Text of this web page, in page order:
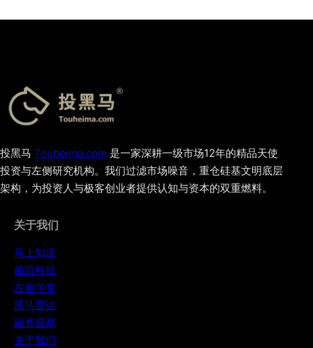
投黑马 Touheima.com 是一家深耕一级市场12年的精品天使
投资与左侧研究机构。我们过滤市场噪音，重仓硅基文明底层
架构，为投资人与极客创业者提供认知与资本的双重燃料。
关于我们
马上知道
前沿科技
左侧学堂
黑马雷达
融资观察
关于我们